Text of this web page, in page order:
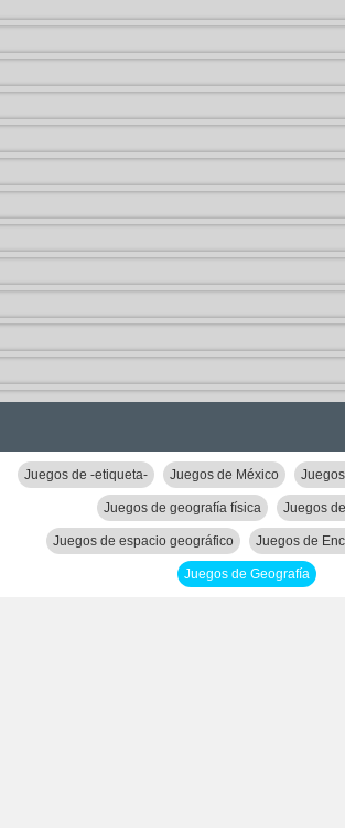
Juegos de -etiqueta- Juegos de México
Juegos de geografía física Juegos
Juegos de espacio geográfico Juegos de
Juegos de Geografía